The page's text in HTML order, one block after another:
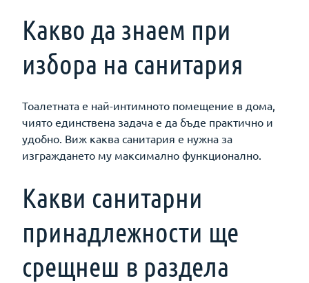
Какво да знаем при
избора на санитария
Тоалетната е най-интимното помещение в дома,
чиято единствена задача е да бъде практично и
удобно. Виж каква санитария е нужна за
изграждането му максимално функционално.
Какви санитарни
принадлежности ще
срещнеш в раздела